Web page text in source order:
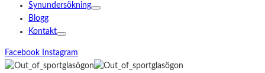
Synundersökning
Blogg
Kontakt
Facebook Instagram